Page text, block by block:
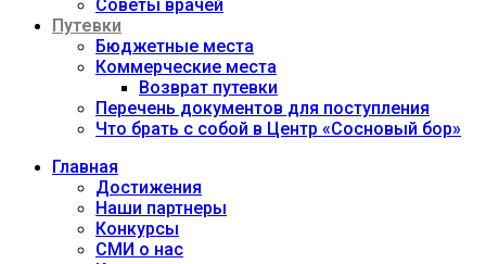
Советы врачей
Путевки
Бюджетные места
Коммерческие места
Возврат путевки
Перечень документов для поступления
Что брать с собой в Центр «Сосновый бор»
Главная
Достижения
Наши партнеры
Конкурсы
СМИ о нас